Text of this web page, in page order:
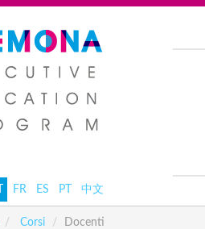
FR ES PT 中文
Corsi Docenti